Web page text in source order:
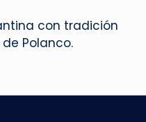
con tradición
Polanco.